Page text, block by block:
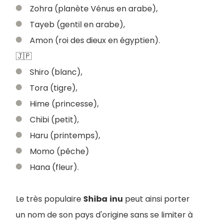
Zohra (planète Vénus en arabe),
Tayeb (gentil en arabe),
Amon (roi des dieux en égyptien).
🇯🇵
Shiro (blanc),
Tora (tigre),
Hime (princesse),
Chibi (petit),
Haru (printemps),
Momo (pêche)
Hana (fleur).
Le très populaire Shiba inu peut ainsi porter
un nom de son pays d'origine sans se limiter à